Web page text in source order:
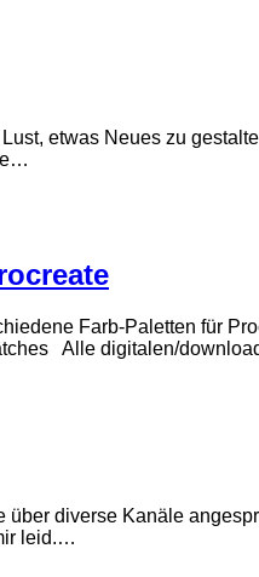
etwas Neues zu
Farb-Paletten für
Alle digitalen/
über diverse Kanäle
leid.…